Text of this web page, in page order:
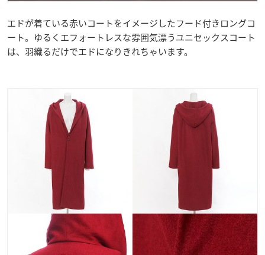
エドが着ている赤いコートをイメージしたフード付きロングコ
ート。ゆるくエフォートレスな雰囲気漂うユニセックスコート
は、羽織るだけでエドになりきれちゃいます。